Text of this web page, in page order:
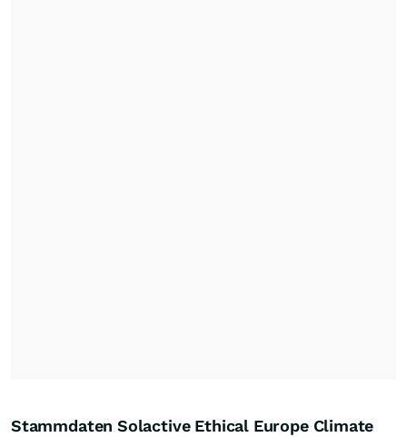
Stammdaten Solactive Ethical Europe Climate